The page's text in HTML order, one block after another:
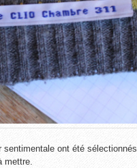
ont été
mettre.